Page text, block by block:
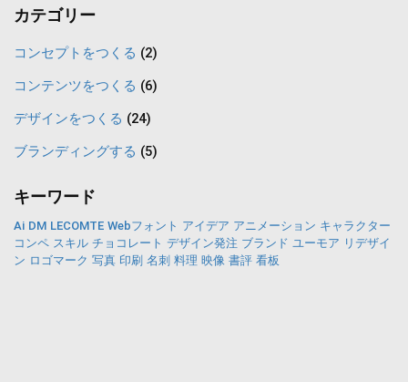
テ
ン
覧
カテゴリー
コンセプトをつくる (2)
コンテンツをつくる (6)
デザインをつくる (24)
ブランディングする (5)
キーワード
Ai DM LECOMTE Webフォント アイデア アニメーション キャラクター
コンペ スキル チョコレート デザイン発注 ブランド ユーモア リデザイ
ン ロゴマーク 写真 印刷 名刺 料理 映像 書評 看板